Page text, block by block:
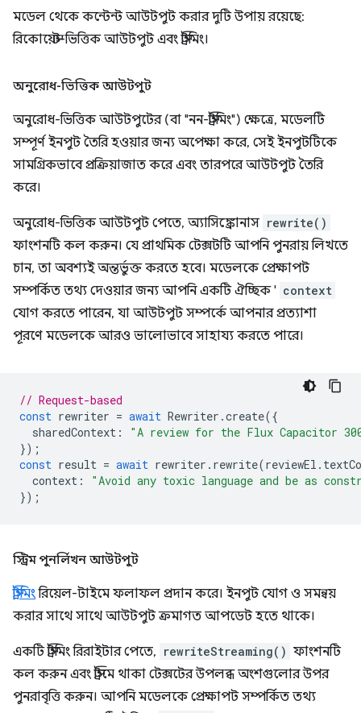
মডেল থেকে কন্টেন্ট আউটপুট করার দুটি উপায় রয়েছে:
রিকোয়েস্ট-ভিত্তিক আউটপুট এবং স্ট্রিমিং।
অনুরোধ-ভিত্তিক আউটপুট
অনুরোধ-ভিত্তিক আউটপুটের (বা "নন-স্ট্রিমিং") ক্ষেত্রে, মডেলটি
সম্পূর্ণ ইনপুট তৈরি হওয়ার জন্য অপেক্ষা করে, সেই ইনপুটটিকে
সামগ্রিকভাবে প্রক্রিয়াজাত করে এবং তারপরে আউটপুট তৈরি
করে।
অনুরোধ-ভিত্তিক আউটপুট পেতে, অ্যাসিঙ্ক্রোনাস rewrite()
ফাংশনটি কল করুন। যে প্রাথমিক টেক্সটটি আপনি পুনরায় লিখতে
চান, তা অবশ্যই অন্তর্ভুক্ত করতে হবে। মডেলকে প্রেক্ষাপট
সম্পর্কিত তথ্য দেওয়ার জন্য আপনি একটি ঐচ্ছিক ' context
যোগ করতে পারেন, যা আউটপুট সম্পর্কে আপনার প্রত্যাশা
পূরণে মডেলকে আরও ভালোভাবে সাহায্য করতে পারে।
// Request-based
const rewriter = await Rewriter .create({
sharedContext :
"A review for the Flux Capacitor
});
const result = await rewriter . rewrite(reviewEl .
context :
"Avoid any toxic language and be as
});
স্ট্রিম পুনর্লিখন আউটপুট
স্ট্রিমিংরিয়েল-টাইমে ফলাফল প্রদান করে। ইনপুট যোগ ও সমন্বয়
করার সাথে সাথে আউটপুট ক্রমাগত আপডেট হতে থাকে।
একটি স্ট্রিমিং রিরাইটার পেতে, rewriteStreaming() ফাংশনটি
কল করুন এবং স্ট্রিমে থাকা টেক্সটের উপলব্ধ অংশগুলোর উপর
পুনরাবৃত্তি করুন। আপনি মডেলকে প্রেক্ষাপট সম্পর্কিত তথ্য